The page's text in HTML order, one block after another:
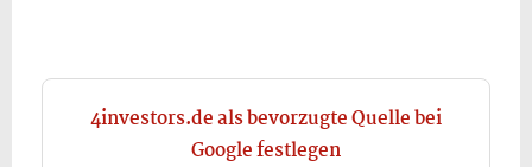
4investors.de als bevorzugte Quelle bei
Google festlegen